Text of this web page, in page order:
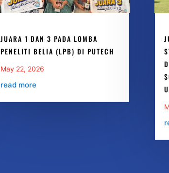
JUARA 1 DAN 3 PADA LOMBA
PENELITI BELIA (LPB) DI PUTECH
May 22, 2026
read more